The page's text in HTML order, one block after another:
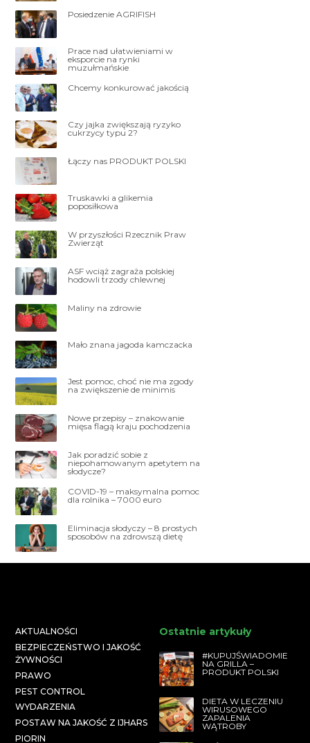
Posiedzenie AGRIFISH
Prace nad ułatwieniami w
eksporcie na rynki
muzułmańskie
Chcemy konkurować jakością
Czy jajka zwiększają ryzyko
cukrzycy typu 2?
Łączy nas PRODUKT POLSKI
Truskawki a glikemia
poposiłkowa
W przyszłości Rzecznik Praw
Zwierząt
ASF wciąż zagraża polskiej
hodowli trzody chlewnej
Maliny na zdrowie
Mało znana jagoda kamczacka
Jest pomoc, choć nie ma zgody
na zwiększenie de minimis
Nowe przepisy – znakowanie
mięsa flagą kraju pochodzenia
Jak poradzić sobie z
niepohamowanym apetytem na
słodycze?
COVID-19 – maksymalna pomoc
dla rolnika – 7000 euro
Eliminacja słodyczy – 8 prostych
sposobów na zdrowszą dietę
AKTUALNOŚCI
BEZPIECZEŃSTWO I JAKOŚĆ
ŻYWNOŚCI
PRAWO
PEST CONTROL
WYDARZENIA
POSTAW NA JAKOŚĆ Z IJHARS
PIORIN
Ostatnie artykuły
#KUPUJŚWIADOMIE
NA GRILLA –
PRODUKT POLSKI
DIETA W LECZENIU
WIRUSOWEGO
ZAPALENIA
WĄTROBY